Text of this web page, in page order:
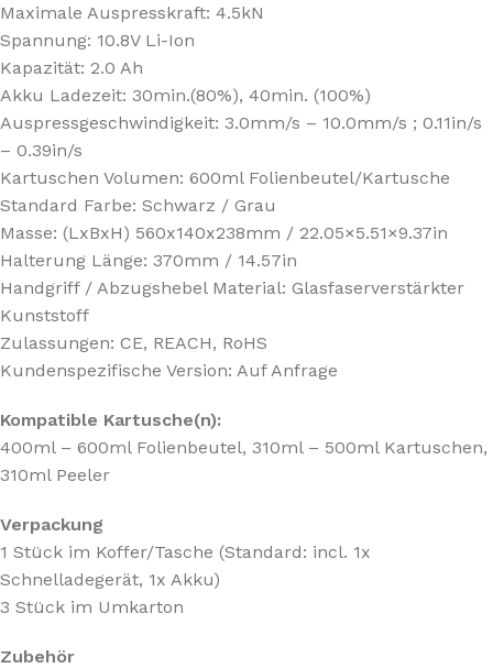
Maximale Auspresskraft: 4.5kN
Spannung: 10.8V Li-Ion
Kapazität: 2.0 Ah
Akku Ladezeit: 30min.(80%), 40min. (100%)
Auspressgeschwindigkeit: 3.0mm/s – 10.0mm/s ; 0.11in/s
– 0.39in/s
Kartuschen Volumen: 600ml Folienbeutel/Kartusche
Standard Farbe: Schwarz / Grau
Masse: (LxBxH) 560x140x238mm / 22.05×5.51×9.37in
Halterung Länge: 370mm / 14.57in
Handgriff / Abzugshebel Material: Glasfaserverstärkter
Kunststoff
Zulassungen: CE, REACH, RoHS
Kundenspezifische Version: Auf Anfrage
Kompatible Kartusche(n):
400ml – 600ml Folienbeutel, 310ml – 500ml Kartuschen,
310ml Peeler
Verpackung
1 Stück im Koffer/Tasche (Standard: incl. 1x
Schnelladegerät, 1x Akku)
3 Stück im Umkarton
Zubehör